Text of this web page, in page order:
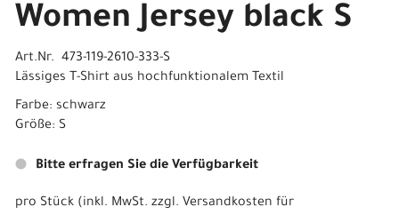
Women Jersey black S
Art.Nr. 473-119-2610-333-S
Lässiges T-Shirt aus hochfunktionalem Textil
Farbe: schwarz
Größe: S
Bitte erfragen Sie die Verfügbarkeit
pro Stück (inkl. MwSt. zzgl. Versandkosten für